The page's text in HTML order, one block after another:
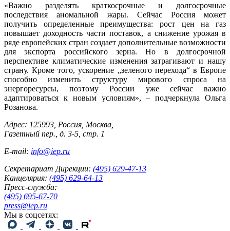
«Важно разделять краткосрочные и долгосрочные
последствия аномальной жары. Сейчас Россия может
получить определенные преимущества: рост цен на газ
повышает доходность части поставок, а снижение урожая в
ряде европейских стран создает дополнительные возможности
для экспорта российского зерна. Но в долгосрочной
перспективе климатические изменения затрагивают и нашу
страну. Кроме того, ускорение „зеленого перехода“ в Европе
способно изменить структуру мирового спроса на
энергоресурсы, поэтому России уже сейчас важно
адаптироваться к новым условиям», – подчеркнула Ольга
Розанова.
Адрес: 125993, Россия, Москва,
Газетный пер., д. 3-5, стр. 1
E-mail: info@iep.ru
Секретариат Дирекции: (495) 629-47-13
Канцелярия: (495) 629-64-13
Пресс-служба:
(495) 695-67-70
press@iep.ru
Мы в соцсетях: